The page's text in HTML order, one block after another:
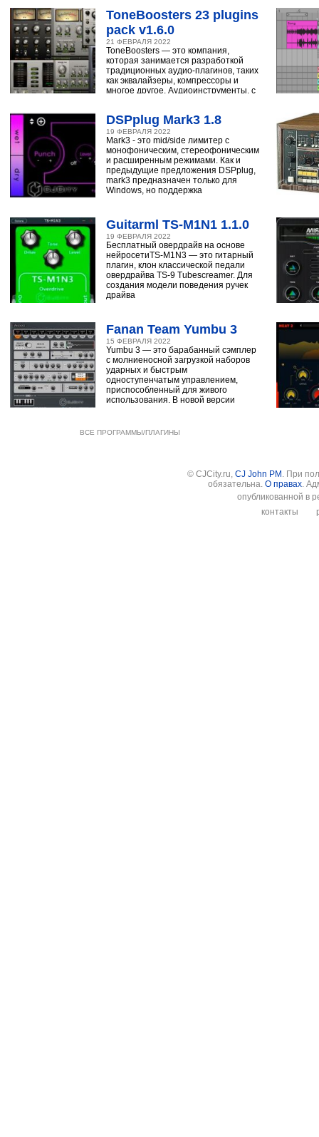
ToneBoosters 23 plugins
pack v1.6.0
21 ФЕВРАЛЯ 2022
ToneBoosters — это компания,
которая занимается разработкой
традиционных аудио-плагинов, таких
как эквалайзеры, компрессоры и
многое другое. Аудиоинструменты, с
DSPplug Mark3 1.8
19 ФЕВРАЛЯ 2022
Mark3 - это mid/side лимитер с
монофоническим, стереофоническим
и расширенным режимами. Как и
предыдущие предложения DSPplug,
mark3 предназначен только для
Windows, но поддержка
Guitarml TS-M1N1 1.1.0
19 ФЕВРАЛЯ 2022
Бесплатный овердрайв на основе
нейросетиTS-M1N3 — это гитарный
плагин, клон классической педали
овердрайва TS-9 Tubescreamer. Для
создания модели поведения ручек
драйва
Fanan Team Yumbu 3
15 ФЕВРАЛЯ 2022
Yumbu 3 — это барабанный сэмплер
с молниеносной загрузкой наборов
ударных и быстрым
одноступенчатым управлением,
приспособленный для живого
использования. В новой версии
ВСЕ ПРОГРАММЫ/ПЛАГИНЫ
© CJCity.ru, CJ John PM . При
обязательна. О правах.
опубликованной в
контакты